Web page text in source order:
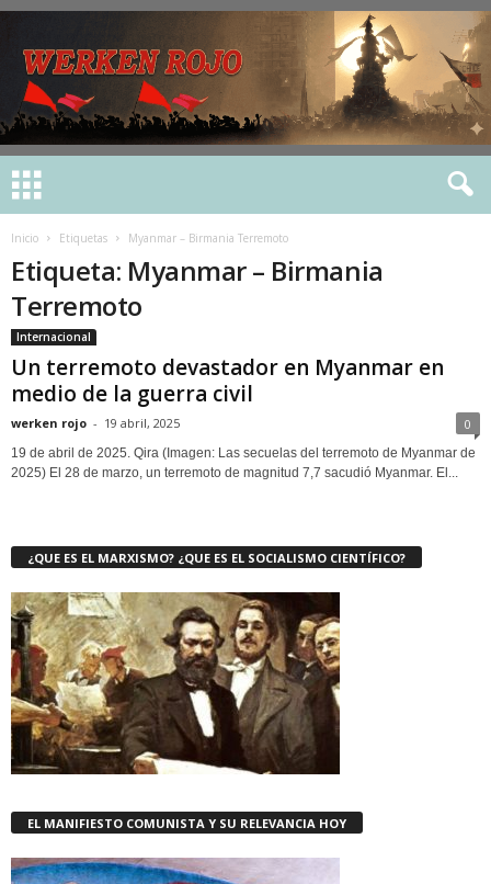
Inicio Etiquetas Myanmar – Birmania Terremoto
Etiqueta: Myanmar – Birmania
Terremoto
Internacional
Un terremoto devastador en Myanmar en
medio de la guerra civil
werken rojo - 19 abril, 2025 0
19 de abril de 2025. Qira (Imagen: Las secuelas del terremoto de Myanmar de
2025) El 28 de marzo, un terremoto de magnitud 7,7 sacudió Myanmar. El...
¿QUE ES EL MARXISMO? ¿QUE ES EL SOCIALISMO CIENTÍFICO?
EL MANIFIESTO COMUNISTA Y SU RELEVANCIA HOY